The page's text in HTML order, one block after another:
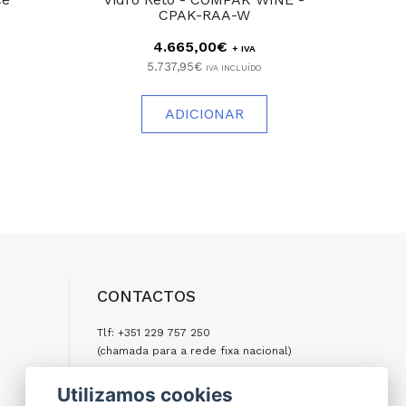
CPAK-RAA-W
4.665,00€ + IVA
5.737,95€ IVA INCLUÍDO
ADICIONAR
CONTACTOS
Tlf: +351 229 757 250
(chamada para a rede fixa nacional)
Utilizamos cookies